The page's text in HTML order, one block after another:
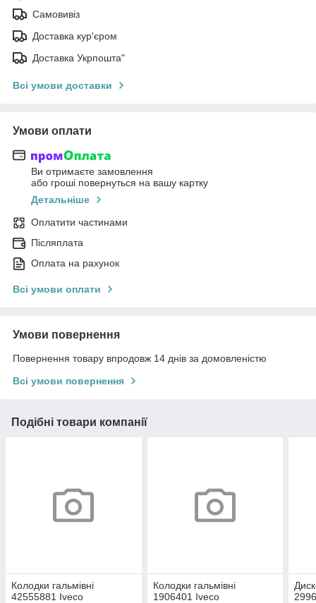
Самовивіз
Доставка кур'єром
Доставка Укрпошта"
Всі умови доставки
Умови оплати
Ви отримаєте замовлення
або гроші повернуться на вашу картку
Детальніше
Оплатити частинами
Післяплата
Оплата на рахунок
Всі умови оплати
Умови повернення
Повернення товару впродовж 14 днів за домовленістю
Всі умови повернення
Подібні товари компанії
Колодки гальмівні
42555881 Iveco
Колодки гальмівні
1906401 Iveco